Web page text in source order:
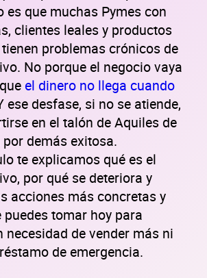
es que muchas Pymes con
clientes leales y productos
problemas crónicos de
No porque el negocio vaya
el dinero no llega cuando
ese desfase, si no se atiende,
en el talón de Aquiles de
demás exitosa.
te explicamos qué es el
por qué se deteriora y
acciones más concretas y
tomar hoy para
necesidad de vender más ni
de emergencia.